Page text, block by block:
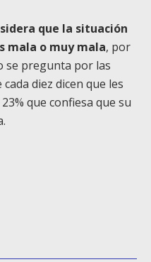
que la situación
mala o muy mala, por
se pregunta por las
diez dicen que les
que confiesa que su